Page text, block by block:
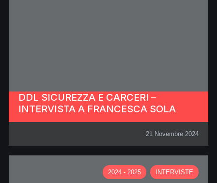
DDL SICUREZZA E CARCERI –
INTERVISTA A FRANCESCA SOLA
21 Novembre 2024
2024 - 2025 INTERVISTE